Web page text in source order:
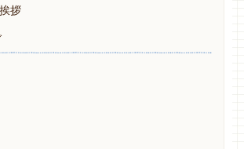
拶